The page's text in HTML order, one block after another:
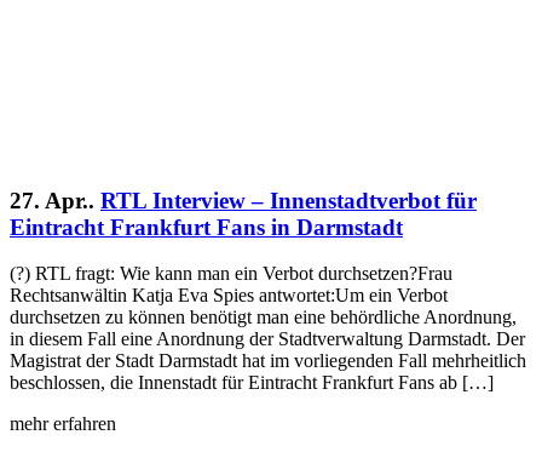
27. Apr.. RTL Interview – Innenstadtverbot für
Eintracht Frankfurt Fans in Darmstadt
(?) RTL fragt: Wie kann man ein Verbot durchsetzen?Frau
Rechtsanwältin Katja Eva Spies antwortet:Um ein Verbot
durchsetzen zu können benötigt man eine behördliche Anordnung,
in diesem Fall eine Anordnung der Stadtverwaltung Darmstadt. Der
Magistrat der Stadt Darmstadt hat im vorliegenden Fall mehrheitlich
beschlossen, die Innenstadt für Eintracht Frankfurt Fans ab […]
mehr erfahren